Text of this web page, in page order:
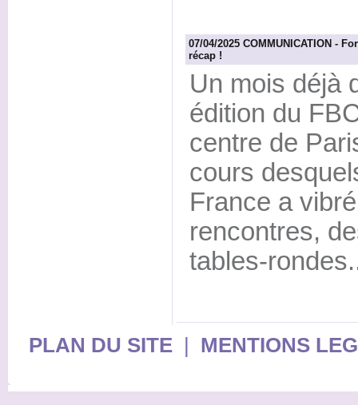
07/04/2025 COMMUNICATION -
récap !
Un mois déjà
édition du
centre de
cours
France a
rencontres,
tables-
PLAN DU SITE| MENTIONS